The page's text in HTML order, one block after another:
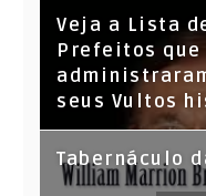
Veja a Lista
Prefeitos
seus Vultos
Tabernáculo